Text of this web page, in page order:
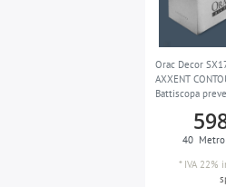
Orac Decor
AXXENT
Battiscopa
40 Metro
* IVA 22%